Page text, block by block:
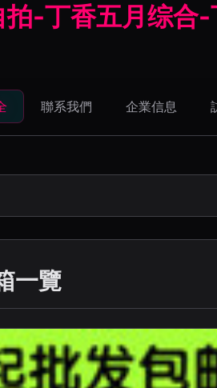
-丁香五月综合
聯系我們 企業信息
一覽